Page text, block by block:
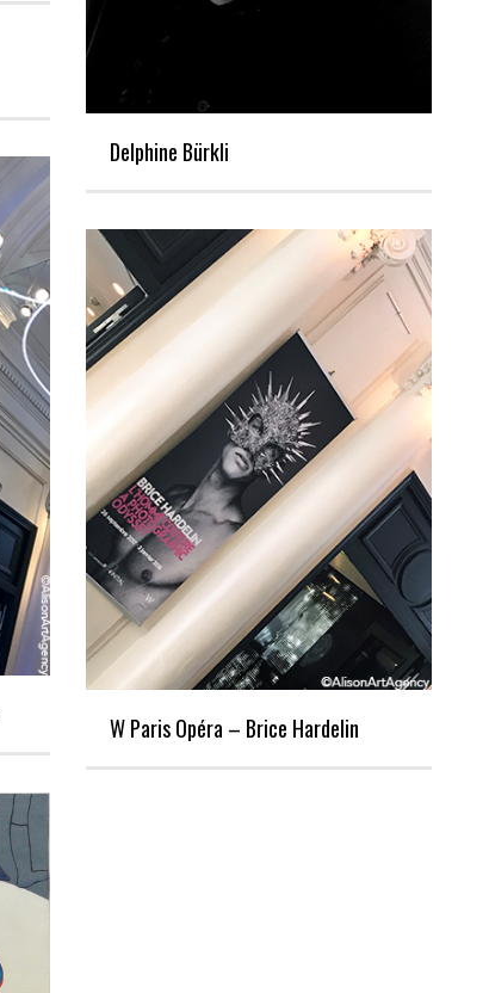
Delphine Bürkli
W Paris Opéra – Brice Hardelin